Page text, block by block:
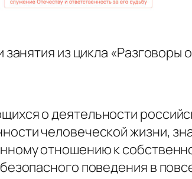
из цикла «Разговоры
о деятельности
человеческой жизни,
отношению к
поведения в